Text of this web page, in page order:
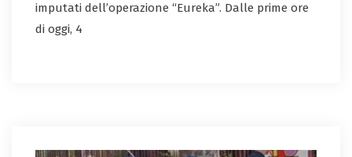
imputati dell’operazione “Eureka”. Dalle prime ore
di oggi, 4